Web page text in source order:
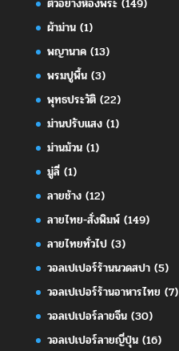
ตัวอย่างห้องพระ(149)
ผ้าม่าน(1)
พญานาค(13)
พรมปูพื้น(3)
พุทธประวัติ(22)
ม่านปรับแสง(1)
ม่านม้วน(1)
มู่ลี่(1)
ลายช้าง(12)
ลายไทย-สั่งพิมพ์(149)
ลายไทยทั่วไป(3)
วอลเปเปอร์ร้านนวดสปา(5)
วอลเปเปอร์ร้านอาหารไทย (7)
วอลเปเปอร์ลายจีน(30)
วอลเปเปอร์ลายญี่ปุ่น(16)